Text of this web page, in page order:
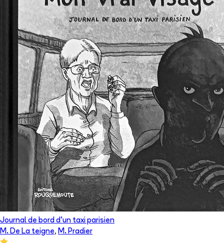
Journal de bord d'un taxi parisien
M. De La teigne, M. Pradier